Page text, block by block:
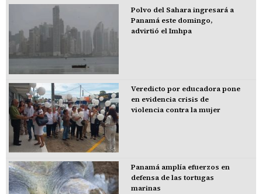
Polvo del Sahara ingresará a
Panamá este domingo,
advirtió el Imhpa
Veredicto por educadora pone
en evidencia crisis de
violencia contra la mujer
Panamá amplía efuerzos en
defensa de las tortugas
marinas